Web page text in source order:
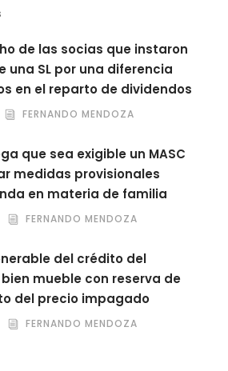
de las socias que instaron
una SL por una diferencia
en el reparto de dividendos
FERNANDO MENDOZA
que sea exigible un MASC
medidas provisionales
en materia de familia
FERNANDO MENDOZA
del crédito del
mueble con reserva de
del precio impagado
FERNANDO MENDOZA